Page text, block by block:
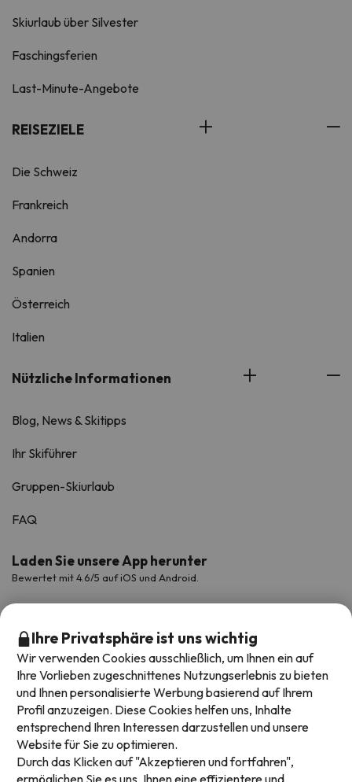
Skiurlaub über Silvester
Faschingsferien
Last-Minute-Angebote
REISEZIELE
Die Schweiz
Frankreich
Andorra
Spanien
Österreich
Italien
Nützliche Informationen
Blog, News & Skitipps
Ihr Skiführer
Gruppen-Skiurlaub
FAQ
Laden Sie unsere App herunter
Bewertet mit 4.6/5 auf iOS und Android.
Verfügbare Zahlungsarten
Ihre Privatsphäre ist uns wichtig
Wir verwenden Cookies ausschließlich, um Ihnen ein auf
Ihre Vorlieben zugeschnittenes Nutzungserlebnis zu bieten
und Ihnen personalisierte Werbung basierend auf Ihrem
Profil anzuzeigen. Diese Cookies helfen uns, Inhalte
entsprechend Ihren Interessen darzustellen und unsere
Website für Sie zu optimieren.
Durch das Klicken auf "Akzeptieren und fortfahren",
ermöglichen Sie es uns, Ihnen eine effizientere und